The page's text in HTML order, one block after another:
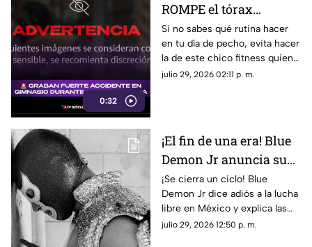
0:32
ROMPE el tórax
durante grabación de
rutina en press de
banca (+VIDEO)
Si no sabes qué rutina hacer
en tu día de pecho, evita hacer
la de este chico fitness quien,
por grabar un video, terminó
julio 29, 2026 02:11 p. m.
¡El fin de una era! Blue
Demon Jr anuncia su
retiro de la lucha libre;
esta es la poderosa
razón
¡Se cierra un ciclo! Blue
Demon Jr dice adiós a la lucha
libre en México y explica las
razones de su retiro. Conoce
julio 29, 2026 12:50 p. m.